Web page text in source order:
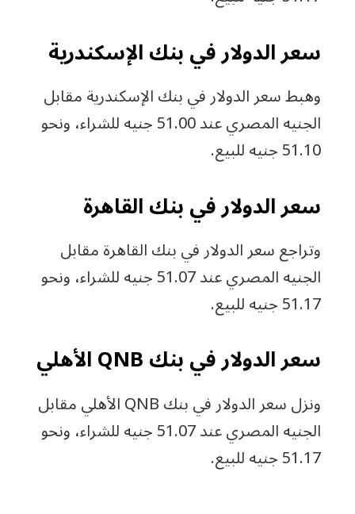
سعر الدولار في بنك الإسكندرية
وهبط سعر الدولار في بنك الإسكندرية مقابل
الجنيه المصري عند 51.00 جنيه للشراء، ونحو
51.10 جنيه للبيع.
سعر الدولار في بنك القاهرة
وتراجع سعر الدولار في بنك القاهرة مقابل
الجنيه المصري عند 51.07 جنيه للشراء، ونحو
51.17 جنيه للبيع.
سعر الدولار في بنك QNB الأهلي
ونزل سعر الدولار في بنك QNB الأهلي مقابل
الجنيه المصري عند 51.07 جنيه للشراء، ونحو
51.17 جنيه للبيع.